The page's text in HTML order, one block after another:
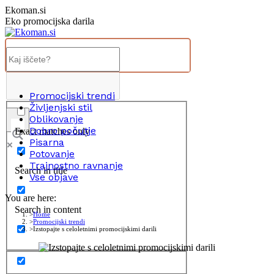
Skip
to
content
Ekoman.si
Eko promocijska darila
Exact matches only
Search in title
Search in content
Promocijski trendi
Življenjski stil
Oblikovanje
Dobro počutje
Pisarna
Potovanje
Trajnostno ravnanje
Vse objave
You are here:
Home
Promocijski trendi
Izstopajte s celoletnimi promocijskimi darili